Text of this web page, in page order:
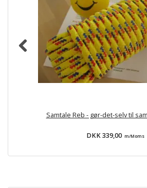
Samtale Reb - gør-det-selv til
DKK 339,00 m/Moms